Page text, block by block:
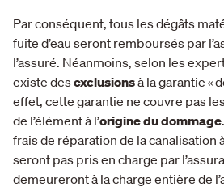
Par conséquent, tous les dégâts
fuite d’eau seront remboursés par
l’assuré. Néanmoins, selon les
existe desexclusionsà la garantie «
effet, cette garantie ne couvre pas
de l’élément à l’origine du dommage
frais de réparation de la canalisation
seront pas pris en charge par
demeureront à la charge entière de